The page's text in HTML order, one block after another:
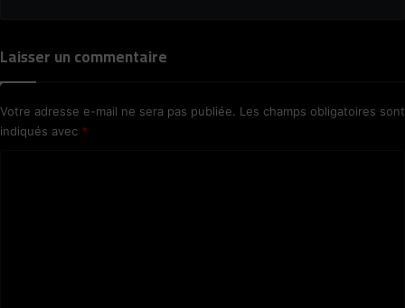
Laisser un commentaire
Votre adresse e-mail ne sera pas publiée. Les champs obligatoires sont
indiqués avec *